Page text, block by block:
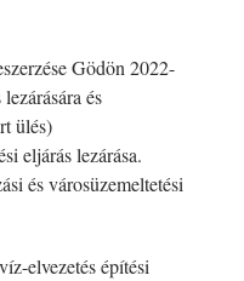
Gödön 2022-
és
ülés)
eljárás lezárása.
és városüzemeltetési
elvezetés építési